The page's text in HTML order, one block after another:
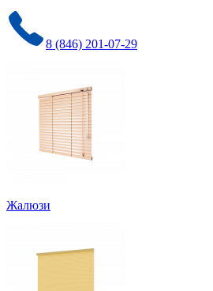
8 (846) 201-07-29
Жалюзи